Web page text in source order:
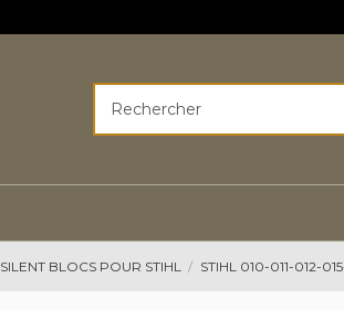
SILENT BLOCS POUR STIHL STIHL 010-011-012-